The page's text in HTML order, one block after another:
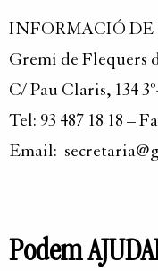
INFORMACIÓ
Gremi de Flequers
C/ Pau Claris, 134
Tel: 93 487 18 18 –
Email:
Podem